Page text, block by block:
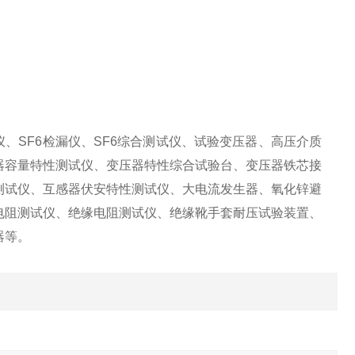
SF6检漏仪、SF6综合测试仪、试验变压器、高压介质
量特性测试仪、变压器特性综合试验台、变压器铁芯接
仪、互感器伏安特性测试仪、大电流发生器、氧化锌避
测试仪、绝缘电阻测试仪、绝缘靴手套耐压试验装置、
。